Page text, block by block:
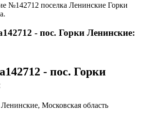
№142712 поселка Ленинские Горки
- пос. Горки Ленинские:
- пос. Горки
Московская область